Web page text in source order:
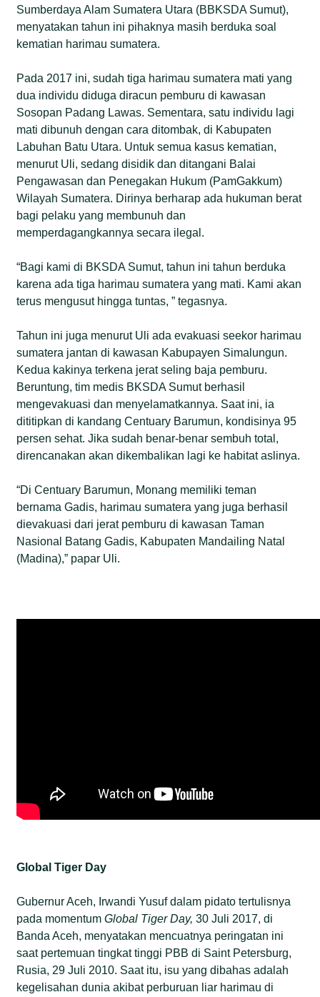
Sumberdaya Alam Sumatera Utara (BBKSDA Sumut),
menyatakan tahun ini pihaknya masih berduka soal
kematian harimau sumatera.
Pada 2017 ini, sudah tiga harimau sumatera mati yang
dua individu diduga diracun pemburu di kawasan
Sosopan Padang Lawas. Sementara, satu individu lagi
mati dibunuh dengan cara ditombak, di Kabupaten
Labuhan Batu Utara. Untuk semua kasus kematian,
menurut Uli, sedang disidik dan ditangani Balai
Pengawasan dan Penegakan Hukum (PamGakkum)
Wilayah Sumatera. Dirinya berharap ada hukuman berat
bagi pelaku yang membunuh dan
memperdagangkannya secara ilegal.
“Bagi kami di BKSDA Sumut, tahun ini tahun berduka
karena ada tiga harimau sumatera yang mati. Kami akan
terus mengusut hingga tuntas, ” tegasnya.
Tahun ini juga menurut Uli ada evakuasi seekor harimau
sumatera jantan di kawasan Kabupayen Simalungun.
Kedua kakinya terkena jerat seling baja pemburu.
Beruntung, tim medis BKSDA Sumut berhasil
mengevakuasi dan menyelamatkannya. Saat ini, ia
dititipkan di kandang Centuary Barumun, kondisinya 95
persen sehat. Jika sudah benar-benar sembuh total,
direncanakan akan dikembalikan lagi ke habitat aslinya.
“Di Centuary Barumun, Monang memiliki teman
bernama Gadis, harimau sumatera yang juga berhasil
dievakuasi dari jerat pemburu di kawasan Taman
Nasional Batang Gadis, Kabupaten Mandailing Natal
(Madina),” papar Uli.
Global Tiger Day
Gubernur Aceh, Irwandi Yusuf dalam pidato tertulisnya
pada momentumGlobal Tiger Day,30 Juli 2017, di
Banda Aceh, menyatakan mencuatnya peringatan ini
saat pertemuan tingkat tinggi PBB di Saint Petersburg,
Rusia, 29 Juli 2010. Saat itu, isu yang dibahas adalah
kegelisahan dunia akibat perburuan liar harimau di